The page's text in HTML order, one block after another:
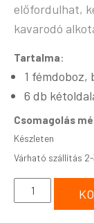
előfordulhat,
kavarodó
Tartalma:
1 fémdoboz,
6 db
Csomagolás
Készleten